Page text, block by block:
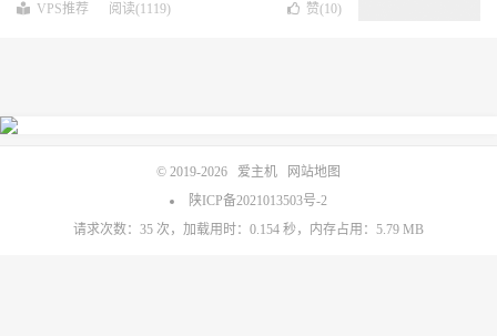
VPS推荐 阅读(1119) 赞(10)
© 2019-2026 爱主机
网站地图
陕ICP备2021013503号-2
请求次数：35 次，加载用时：0.154 秒，内存占用：5.79 MB